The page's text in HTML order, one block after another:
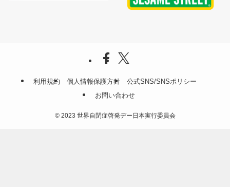
利用規約 個人情報保護方針
公式SNS/SNSポリシー
お問い合わせ
©2023 世界自閉症啓発デー日本実行委員会